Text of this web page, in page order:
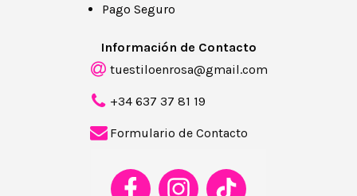
Pago Seguro
Información de Contacto
tuestiloenrosa@gmail.com
+34 637 37 81 19
Formulario de Contacto